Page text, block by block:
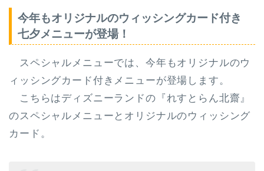
今年もオリジナルのウィッシングカード付き
七夕メニューが登場！
スペシャルメニューでは、今年もオリジナルのウ
ィッシングカード付きメニューが登場します。
こちらはディズニーランドの 『れすとらん北齋』
のスペシャルメニューとオリジナルのウィッシング
カード。